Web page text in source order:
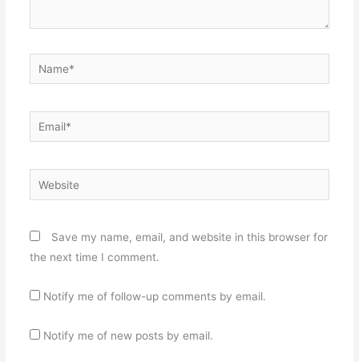
Name*
Email*
Website
Save my name, email, and website in this browser for
the next time I comment.
Notify me of follow-up comments by email.
Notify me of new posts by email.